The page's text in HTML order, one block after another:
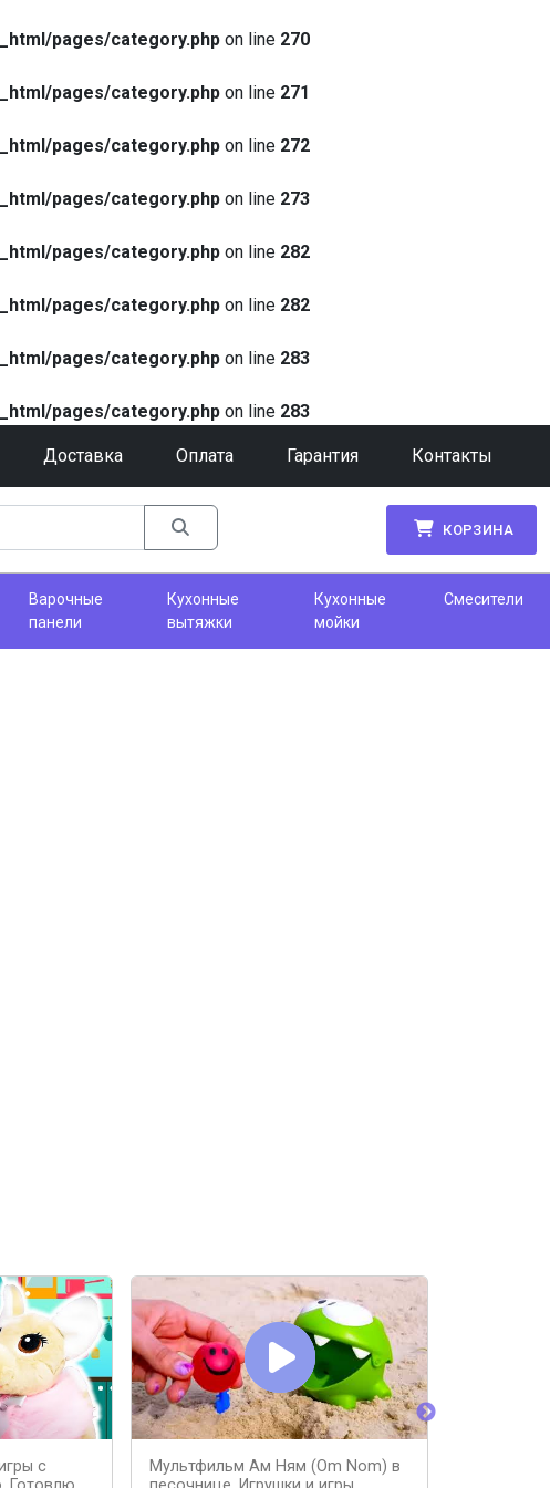
pages/category.php on line 270
pages/category.php on line 271
pages/category.php on line 272
pages/category.php on line 273
pages/category.php on line 282
pages/category.php on line 282
pages/category.php on line 283
pages/category.php on line 283
Доставка Оплата Гарантия Контакты
КОРЗИНА
Варочные
панели
Кухонные
вытяжки
Кухонные
мойки
Смесители
с
Мультфильм Ам Ням (Om Nom) в